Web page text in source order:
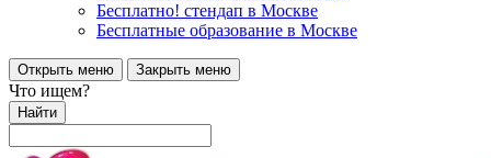
Бесплатно! стендап в Москве
Бесплатные образование в Москве
Открыть меню Закрыть меню
Что ищем?
Найти